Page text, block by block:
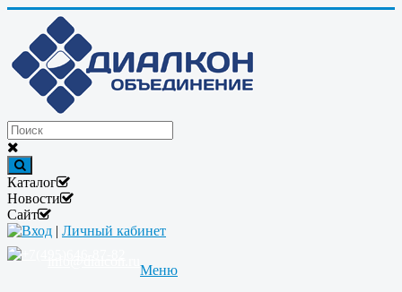
Каталог
Новости
Сайт
Вход | Личный кабинет
Меню